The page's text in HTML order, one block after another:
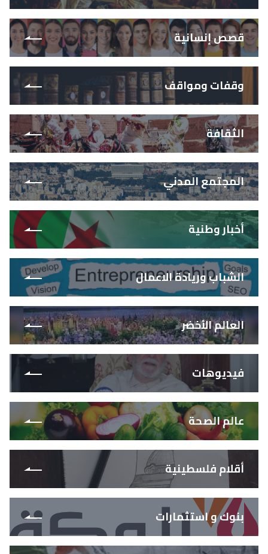
قصص إنسانية
وقفات ومواقف
الثقافة
المجتمع المدني
أخبار وطنية
الشباب وريادة الاعمال
العالم الأخضر
فيديوهات
عالم الصحة
أقلام فلسطينية
بنوك و استثمارات